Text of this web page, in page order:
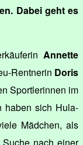
Dabei geht es
Annette
Rentnerin Doris
Sportlerinnen im
haben sich Hula-
Mädchen, als
nach einer